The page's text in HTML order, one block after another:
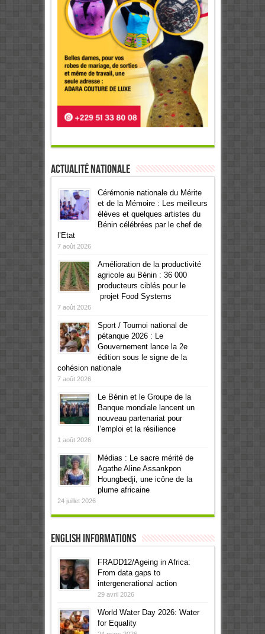
Actualité Nationale
Cérémonie nationale du Mérite
et de la Mémoire : Les meilleurs
élèves et quelques artistes du
Bénin célébrées par le chef de
l’Etat
7 août 2026
Amélioration de la productivité
agricole au Bénin : 36 000
producteurs ciblés pour le
projet Food Systems
7 août 2026
Sport / Tournoi national de
pétanque 2026 : Le
Gouvernement lance la 2e
édition sous le signe de la
cohésion nationale
7 août 2026
Le Bénin et le Groupe de la
Banque mondiale lancent un
nouveau partenariat pour
l’emploi et la résilience
1 août 2026
Médias : Le sacre mérité de
Agathe Aline Assankpon
Houngbedji, une icône de la
plume africaine
24 juillet 2026
English informations
FRADD12/Ageing in Africa:
From data gaps to
intergenerational action
29 avril 2026
World Water Day 2026: Water
for Equality